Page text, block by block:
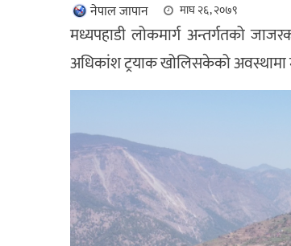
नेपाल जापान माघ २६, २०७९
मध्यपहाडी लोकमार्ग अन्तर्गतको
अधिकांश ट्रयाक खोलिसकेको अवस्थामा